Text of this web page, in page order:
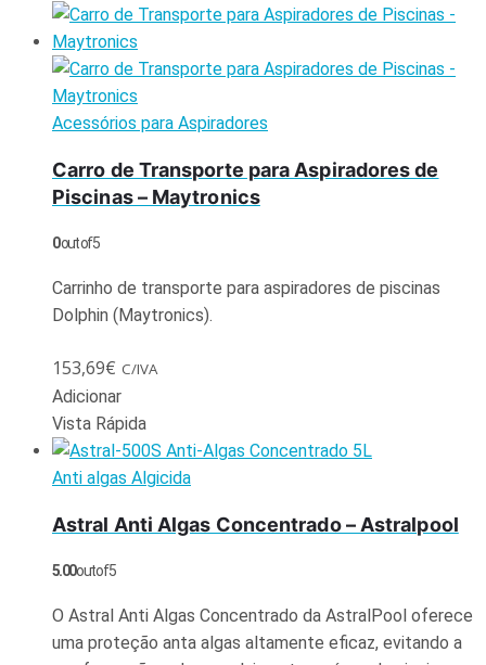
Acessórios para Aspiradores
Carro de Transporte para Aspiradores de
Piscinas – Maytronics
0out of 5
Carrinho de transporte para aspiradores de piscinas
Dolphin (Maytronics).
153,69€ C/IVA
Adicionar
Vista Rápida
Anti algas Algicida
Astral Anti Algas Concentrado – Astralpool
5.00out of 5
O Astral Anti Algas Concentrado da AstralPool oferece
uma proteção anta algas altamente eficaz, evitando a